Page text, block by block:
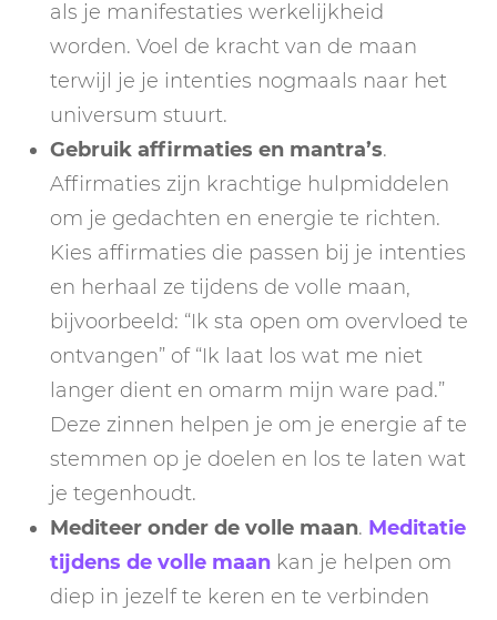
als je manifestaties werkelijkheid
worden. Voel de kracht van de maan
terwijl je je intenties nogmaals naar het
universum stuurt.
Gebruik affirmaties en mantra’s.
Affirmaties zijn krachtige hulpmiddelen
om je gedachten en energie te richten.
Kies affirmaties die passen bij je intenties
en herhaal ze tijdens de volle maan,
bijvoorbeeld: “Ik sta open om overvloed te
ontvangen” of “Ik laat los wat me niet
langer dient en omarm mijn ware pad.”
Deze zinnen helpen je om je energie af te
stemmen op je doelen en los te laten wat
je tegenhoudt.
Mediteer onder de volle maan. Meditatie
tijdens de volle maan kan je helpen om
diep in jezelf te keren en te verbinden